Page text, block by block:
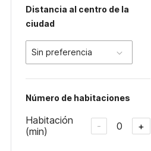
Distancia al centro de la
ciudad
Sin preferencia
Número de habitaciones
Habitación
(min)
- 0 +